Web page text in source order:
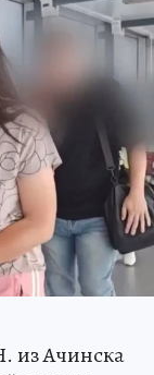
из Ачинска